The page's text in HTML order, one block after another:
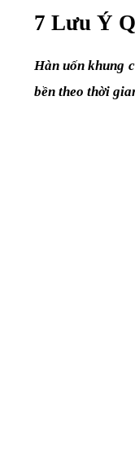
7 Lưu Ý
Hàn uốn khung
bền theo thời